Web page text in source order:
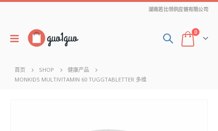
湖南若比邻供应链有限公司
0
首页 SHOP
健康产品
MONKIDS MULTIVITAMIN 60 TUGGTABLETTER 多维